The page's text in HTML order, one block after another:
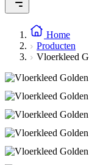
Home
Producten
Vloerkleed